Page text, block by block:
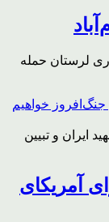
لرستان حمله
ایران و تبیین
آمریکای